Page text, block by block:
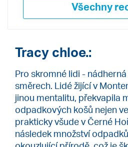
Všechny
Tracy chloe.:
Pro skromné lidi -
směrech. Lidé žijící v
jinou mentalitu, překvapila
odpadkových košů nejen
prakticky všude v Černé
následek množství